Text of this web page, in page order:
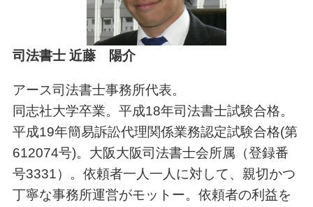
司法書士 近藤 陽介
アース司法書士事務所代表。
同志社大学卒業。平成18年司法書士試験合格。
平成19年簡易訴訟代理関係業務認定試験合格(第
612074号)。大阪大阪司法書士会所属（登録番
号3331）。依頼者一人一人に対して、親切かつ
丁寧な事務所運営がモットー。依頼者の利益を